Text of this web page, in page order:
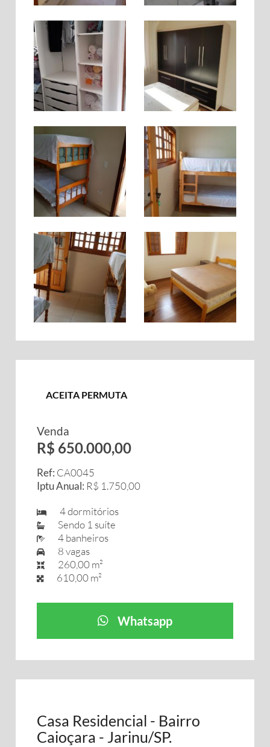
ACEITA PERMUTA
Venda
R$ 650.000,00
Ref: CA0045
Iptu Anual: R$ 1.750,00
4 dormitórios
Sendo 1 suíte
4 banheiros
8 vagas
260,00 m²
610,00 m²
Whatsapp
Casa Residencial - Bairro
Caioçara - Jarinu/SP.